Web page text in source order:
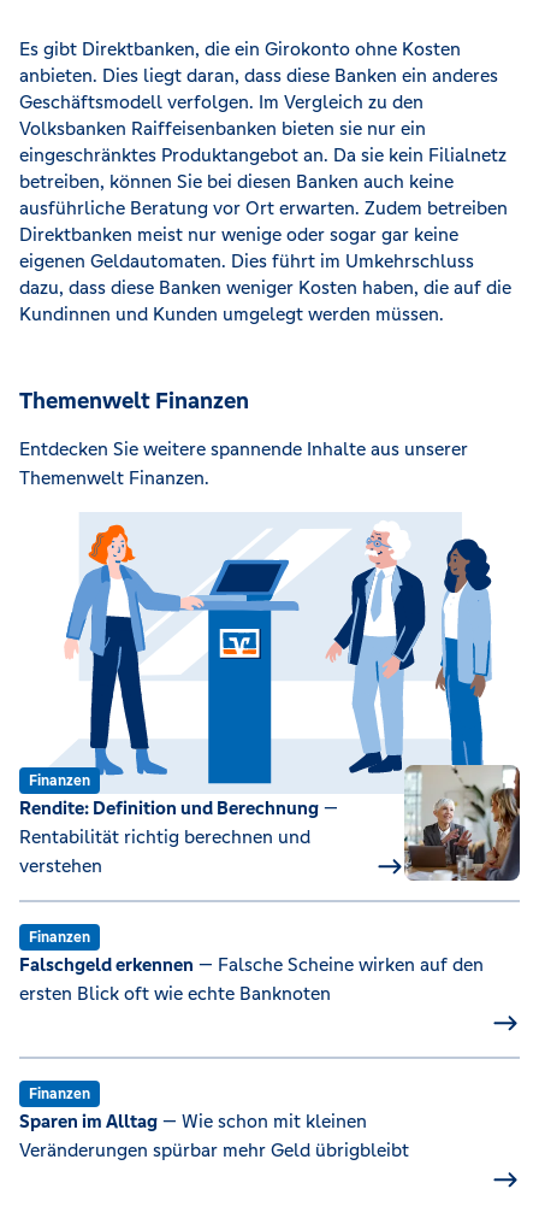
Es gibt Direktbanken, die ein Girokonto ohne Kosten
anbieten. Dies liegt daran, dass diese Banken ein anderes
Geschäftsmodell verfolgen. Im Vergleich zu den
Volksbanken Raiffeisenbanken bieten sie nur ein
eingeschränktes Produktangebot an. Da sie kein Filialnetz
betreiben, können Sie bei diesen Banken auch keine
ausführliche Beratung vor Ort erwarten. Zudem betreiben
Direktbanken meist nur wenige oder sogar gar keine
eigenen Geldautomaten. Dies führt im Umkehrschluss
dazu, dass diese Banken weniger Kosten haben, die auf die
Kundinnen und Kunden umgelegt werden müssen.
Themenwelt Finanzen
Entdecken Sie weitere spannende Inhalte aus unserer
Themenwelt Finanzen.
Finanzen
Rendite: Definition und Berechnung —
Rentabilität richtig berechnen und
verstehen
Finanzen
Falschgeld erkennen — Falsche Scheine wirken auf den
ersten Blick oft wie echte Banknoten
Finanzen
Sparen im Alltag — Wie schon mit kleinen
Veränderungen spürbar mehr Geld übrigbleibt